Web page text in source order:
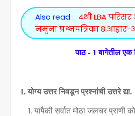
Also read : 4थी LBA
नमुना प्रश्नपत्रिका 8.आहार-
पाठ - 1 बागेतील एक
I.योग्य उत्तर निवडून प्रश्नांची उत्तरे द्या.
यापैकी सर्वात मोठा जलचर प्राणी